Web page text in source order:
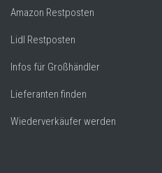
Amazon Restposten
Lidl Restposten
Infos für Großhändler
Lieferanten finden
Wiederverkäufer werden